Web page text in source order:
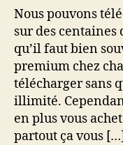
Nous pouvons
sur des centaines
qu’il faut bien
premium chez
télécharger sans
illimité.
en plus vous
partout ça vous […]